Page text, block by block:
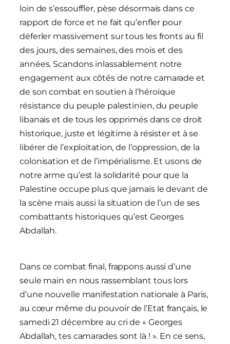
loin de s’essouffler, pèse désormais dans ce
rapport de force et ne fait qu’enfler pour
déferler massivement sur tous les fronts au fil
des jours, des semaines, des mois et des
années. Scandons inlassablement notre
engagement aux côtés de notre camarade et
de son combat en soutien à l’héroïque
résistance du peuple palestinien, du peuple
libanais et de tous les opprimés dans ce droit
historique, juste et légitime à résister et à se
libérer de l’exploitation, de l’oppression, de la
colonisation et de l’impérialisme. Et usons de
notre arme qu’est la solidarité pour que la
Palestine occupe plus que jamais le devant de
la scène mais aussi la situation de l’un de ses
combattants historiques qu’est Georges
Abdallah.
Dans ce combat final, frappons aussi d’une
seule main en nous rassemblant tous lors
d’une nouvelle manifestation nationale à Paris,
au cœur même du pouvoir de l’Etat français, le
samedi 21 décembre au cri de « Georges
Abdallah, tes camarades sont là ! ». En ce sens,